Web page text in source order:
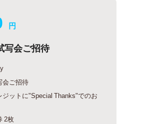
円
会ご招待
会ご招待
ジットに"Special Thanks"でのお
2枚